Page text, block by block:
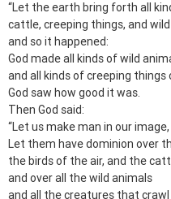
“Let the earth bring forth all
cattle, creeping things, and
and so it happened:
God made all kinds of wild
and all kinds of creeping
God saw how good it was.
Then God said:
“Let us make man in our
Let them have dominion over
the birds of the air, and the
and over all the wild animals
and all the creatures that crawl